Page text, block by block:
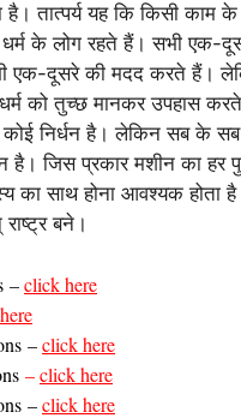
है। तात्पर्य यह कि किसी काम
के लोग रहते हैं। सभी एक-
एक-दूसरे की मदद करते हैं।
को तुच्छ मानकर उपहास
कोई निर्धन है। लेकिन सब के
जिस प्रकार मशीन का हर
का साथ होना आवश्यक होता
बने।
–click here
–click here
–click here
–click here